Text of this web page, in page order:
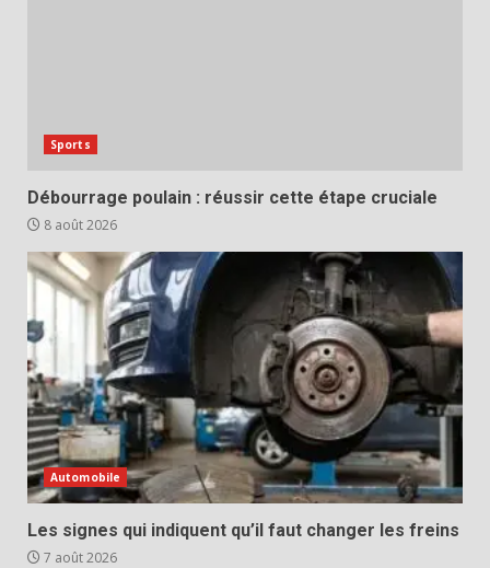
Sports
Débourrage poulain : réussir cette étape cruciale
8 août 2026
Automobile
Les signes qui indiquent qu’il faut changer les freins
7 août 2026